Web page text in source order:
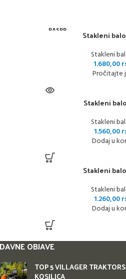
RASPR Stakleni
Stakleni
1.680,00
Pročitajte
Stakleni
Stakleni
1.560,00
Dodaj u
Stakleni
Stakleni
1.260,00
Dodaj u
OBJAVE
TOP 5 VILLAGER
KOSILICA